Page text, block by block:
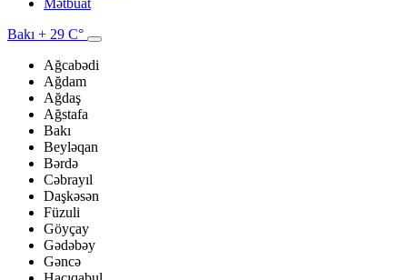
Mətbuat
Bakı + 29 C°
Ağcabədi
Ağdam
Ağdaş
Ağstafa
Bakı
Beyləqan
Bərdə
Cəbrayıl
Daşkəsən
Füzuli
Göyçay
Gədəbəy
Gəncə